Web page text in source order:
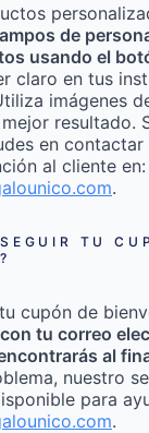
de
usando el
claro en tus
imágenes
resultado.
en contactar
al cliente en:
.
TU
cupón de
tu correo
al
nuestro
para
.